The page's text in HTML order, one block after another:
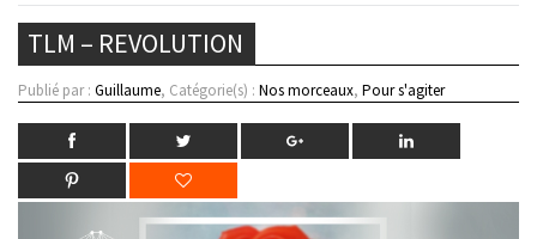
TLM – REVOLUTION
Publié par : Guillaume, Catégorie(s) : Nos morceaux, Pour s'agiter